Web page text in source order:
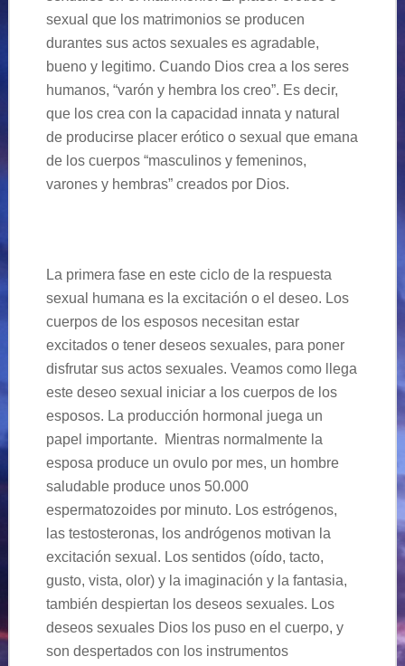
sexual que los matrimonios se producen
durantes sus actos sexuales es agradable,
bueno y legitimo. Cuando Dios crea a los seres
humanos, “varón y hembra los creo”. Es decir,
que los crea con la capacidad innata y natural
de producirse placer erótico o sexual que emana
de los cuerpos “masculinos y femeninos,
varones y hembras” creados por Dios.
La primera fase en este ciclo de la respuesta
sexual humana es la excitación o el deseo. Los
cuerpos de los esposos necesitan estar
excitados o tener deseos sexuales, para poner
disfrutar sus actos sexuales. Veamos como llega
este deseo sexual iniciar a los cuerpos de los
esposos. La producción hormonal juega un
papel importante. Mientras normalmente la
esposa produce un ovulo por mes, un hombre
saludable produce unos 50.000
espermatozoides por minuto. Los estrógenos,
las testosteronas, los andrógenos motivan la
excitación sexual. Los sentidos (oído, tacto,
gusto, vista, olor) y la imaginación y la fantasia,
también despiertan los deseos sexuales. Los
deseos sexuales Dios los puso en el cuerpo, y
son despertados con los instrumentos